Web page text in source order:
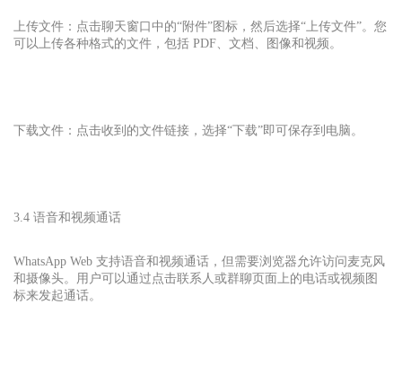
上传文件：点击聊天窗口中的“附件”图标，然后选择“上传文件”。您
可以上传各种格式的文件，包括 PDF、文档、图像和视频。
下载文件：点击收到的文件链接，选择“下载”即可保存到电脑。
3.4 语音和视频通话
WhatsApp Web 支持语音和视频通话，但需要浏览器允许访问麦克风
和摄像头。用户可以通过点击联系人或群聊页面上的电话或视频图
标来发起通话。